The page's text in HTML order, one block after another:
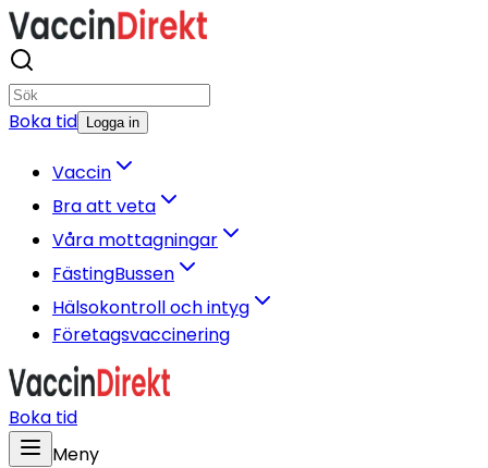
Boka tid Logga in
Vaccin
Bra att veta
Våra mottagningar
FästingBussen
Hälsokontroll och intyg
Företagsvaccinering
Boka tid
Meny